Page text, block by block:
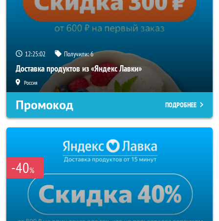
12:25:01 Получили:6
Доставка продуктов из «Яндекс Лавки»
Россия
Промокод ПОДРОБНЕЕ
-40%